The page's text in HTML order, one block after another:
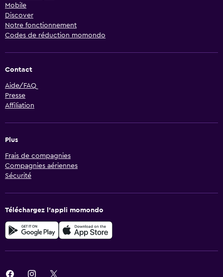
Mobile
Discover
Notre fonctionnement
Codes de réduction momondo
Contact
Aide/FAQ
Presse
Affiliation
Plus
Frais de compagnies
Compagnies aériennes
Sécurité
Téléchargez l’appli momondo